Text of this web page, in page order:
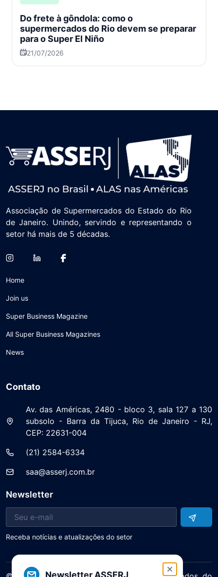
Do frete à gôndola: como o
supermercados do Rio devem se preparar
para o Super El Niño
21/07/2026
Newsletter ASSERJ
Associação de Supermercados do Estado do Rio
de Janeiro. Unindo, servindo e representando o
setor há mais de 5 décadas.
Home
Join us
Super Business Magazine
All Super Business Magazines
News
Contato
Av. das Américas, 2480 - bloco 3, sala 127 a 130
subsolo - Barra da Tijuca, Rio de Janeiro - RJ,
CEP: 22631-004
(21) 2584-6334
saa@asserj.com.br
Newsletter
Receba notícias e atualizações do setor